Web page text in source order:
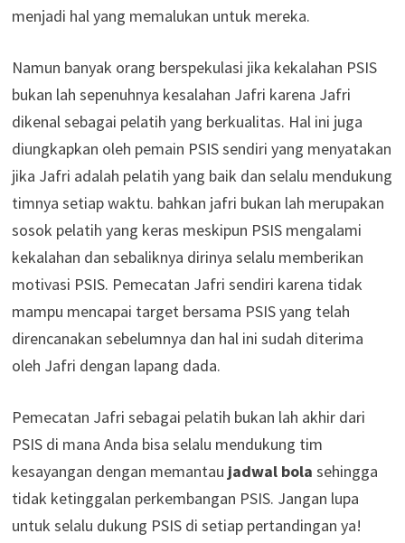
menjadi hal yang memalukan untuk mereka.
Namun banyak orang berspekulasi jika kekalahan PSIS
bukan lah sepenuhnya kesalahan Jafri karena Jafri
dikenal sebagai pelatih yang berkualitas. Hal ini juga
diungkapkan oleh pemain PSIS sendiri yang menyatakan
jika Jafri adalah pelatih yang baik dan selalu mendukung
timnya setiap waktu. bahkan jafri bukan lah merupakan
sosok pelatih yang keras meskipun PSIS mengalami
kekalahan dan sebaliknya dirinya selalu memberikan
motivasi PSIS. Pemecatan Jafri sendiri karena tidak
mampu mencapai target bersama PSIS yang telah
direncanakan sebelumnya dan hal ini sudah diterima
oleh Jafri dengan lapang dada.
Pemecatan Jafri sebagai pelatih bukan lah akhir dari
PSIS di mana Anda bisa selalu mendukung tim
kesayangan dengan memantau jadwal bola sehingga
tidak ketinggalan perkembangan PSIS. Jangan lupa
untuk selalu dukung PSIS di setiap pertandingan ya!